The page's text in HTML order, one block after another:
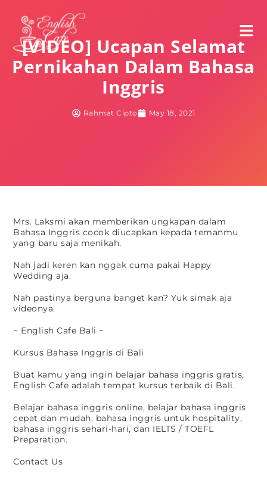
[VIDEO] Ucapan Selamat
Pernikahan Dalam Bahasa
Inggris
Rahmat Cipto May 18, 2021
Mrs. Laksmi akan memberikan ungkapan dalam
Bahasa Inggris cocok diucapkan kepada temanmu
yang baru saja menikah.
Nah jadi keren kan nggak cuma pakai Happy
Wedding aja.
Nah pastinya berguna banget kan? Yuk simak aja
videonya.
~ English Cafe Bali ~
Kursus Bahasa Inggris di Bali
Buat kamu yang ingin belajar bahasa inggris gratis,
English Cafe adalah tempat kursus terbaik di Bali.
Belajar bahasa inggris online, belajar bahasa inggris
cepat dan mudah, bahasa inggris untuk hospitality,
bahasa inggris sehari-hari, dan IELTS / TOEFL
Preparation.
Contact Us